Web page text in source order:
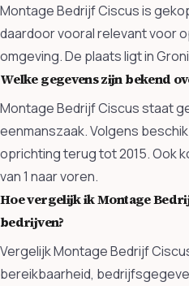
Montage Bedrijf Ciscus is
daardoor vooral relevant voor
omgeving. De plaats ligt in
Welke gegevens zijn bekend
Montage Bedrijf Ciscus staat
eenmanszaak. Volgens
oprichting terug tot 2015. Ook
van 1 naar voren.
Hoe vergelijk ik Montage
bedrijven?
Vergelijk Montage Bedrijf
bereikbaarheid,